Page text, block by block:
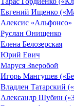
Евгений Ищенко
Алексис «Альфонсо»
Руслан Онищенко
Елена Белозерская
Юрий Евич
Маруся Зверобой
Игорь Мангушев
Владлен Татарский
Александр Шубин